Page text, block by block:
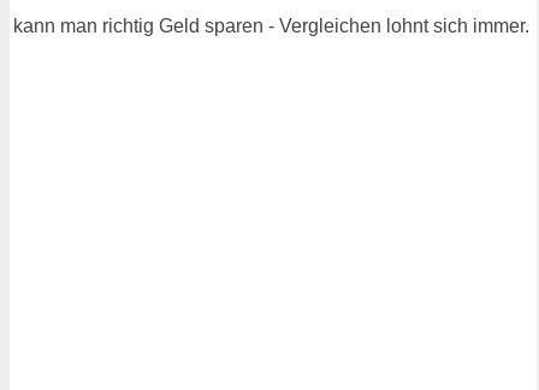
kann man richtig Geld sparen - Vergleichen lohnt sich immer.